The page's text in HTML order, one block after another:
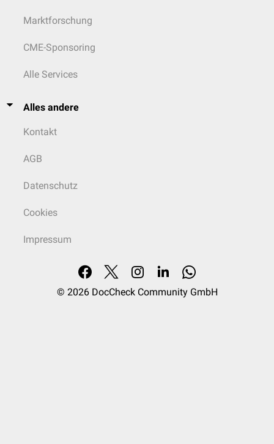
Marktforschung
CME-Sponsoring
Alle Services
Alles andere
Kontakt
AGB
Datenschutz
Cookies
Impressum
© 2026 DocCheck Community GmbH